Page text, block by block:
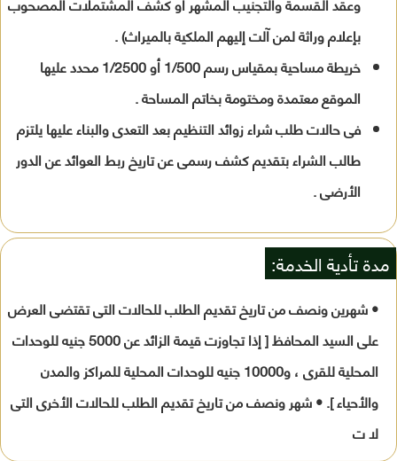
بإعلام وراثة لمن آلت إليهم الملكية بالميراث) .
خريطة مساحية بمقياس رسم 1/500 أو 1/2500 محدد عليها
الموقع معتمدة ومختومة بخاتم المساحة .
فى حالات طلب شراء زوائد التنظيم بعد التعدى والبناء عليها يلتزم
طالب الشراء بتقديم كشف رسمى عن تاريخ ربط العوائد عن الدور
الأرضى .
مدة تأدية الخدمة:
• شهرين ونصف من تاريخ تقديم الطلب للحالات التى تقتضى العرض
على السيد المحافظ [ إذا تجاوزت قيمة الزائد عن 5000 جنيه للوحدات
المحلية للقرى ، و10000 جنيه للوحدات المحلية للمراكز والمدن
والأحياء ]. • شهر ونصف من تاريخ تقديم الطلب للحالات الأخرى التى
لا ت